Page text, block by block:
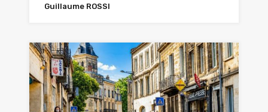
Guillaume ROSSI